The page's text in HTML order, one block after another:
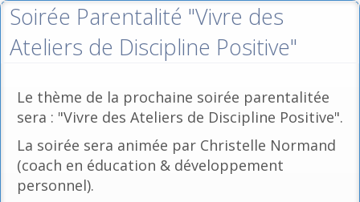
Soirée Parentalité "Vivre des
Ateliers de Discipline Positive"
Le thème de la prochaine soirée parentalitée
sera : "Vivre des Ateliers de Discipline Positive".
La soirée sera animée par Christelle Normand
(coach en éducation & développement
personnel).